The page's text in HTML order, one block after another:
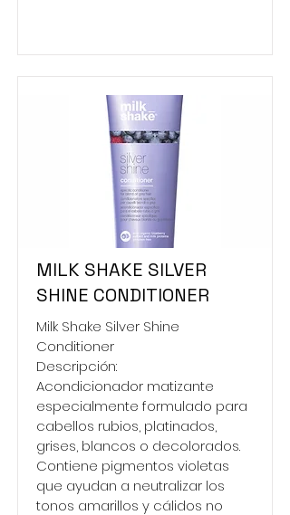
MILK SHAKE SILVER
SHINE CONDITIONER
Milk Shake Silver Shine
Conditioner
Descripción:
Acondicionador matizante
especialmente formulado para
cabellos rubios, platinados,
grises, blancos o decolorados.
Contiene pigmentos violetas
que ayudan a neutralizar los
tonos amarillos y cálidos no